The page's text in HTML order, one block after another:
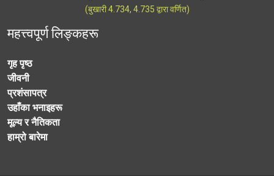
(बुखारी 4.734, 4.735 द्वारा वर्णित)
महत्त्वपूर्ण लिङ्कहरू
गृह पृष्ठ
जीवनी
प्रशंसापत्र
उहाँका भनाइहरू
मूल्य र नैतिकता
हाम्रो बारेमा